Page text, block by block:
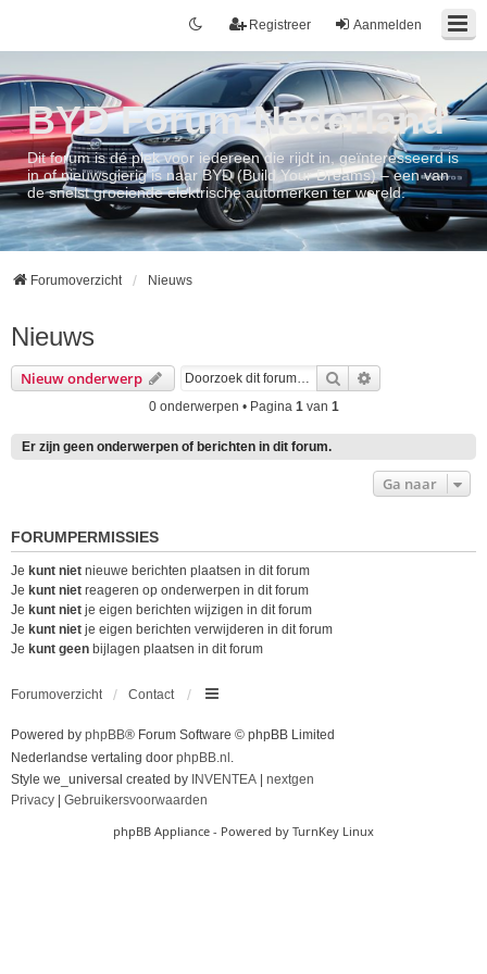
Aanmelden
Registreer
BYD Forum Nederland
Dit forum is dé plek voor iedereen die rijdt in, geïnteresseerd is
in of nieuwsgierig is naar BYD (Build Your Dreams) – een van
de snelst groeiende elektrische automerken ter wereld.
Forumoverzicht Nieuws
Nieuws
Nieuw onderwerp Zoek
0 onderwerpen • Pagina 1van 1
Er zijn geen onderwerpen of berichten in dit forum.
Ga naar
FORUMPERMISSIES
Je kunt niet nieuwe berichten plaatsen in dit forum
Je kunt niet reageren op onderwerpen in dit forum
Je kunt niet je eigen berichten wijzigen in dit forum
Je kunt niet je eigen berichten verwijderen in dit forum
Je kunt geen bijlagen plaatsen in dit forum
Forumoverzicht Contact
Powered by phpBB® Forum Software © phpBB Limited
Nederlandse vertaling door phpBB.nl .
Style we_universal created by INVENTEA
nextgen
Privacy
Gebruikersvoorwaarden
phpBB Appliance - Powered by TurnKey Linux